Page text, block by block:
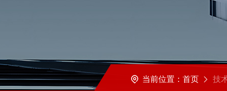
当前位置： 首页 技